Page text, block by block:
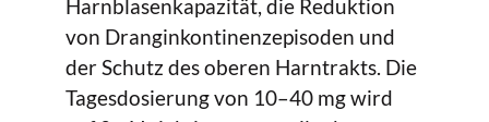
Harnblasenkapazität, die Reduktion
von Dranginkontinenzepisoden und
der Schutz des oberen Harntrakts. Die
Tagesdosierung von 10–40 mg wird